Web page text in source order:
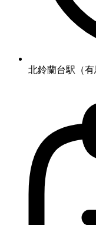
北鈴蘭台駅（有